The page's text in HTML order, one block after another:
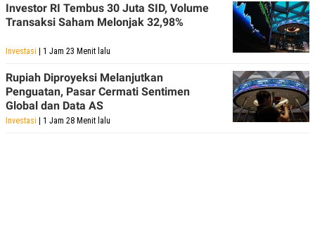
Investor RI Tembus 30 Juta SID, Volume
Transaksi Saham Melonjak 32,98%
Investasi | 1 Jam 23 Menit lalu
Rupiah Diproyeksi Melanjutkan
Penguatan, Pasar Cermati Sentimen
Global dan Data AS
Investasi | 1 Jam 28 Menit lalu